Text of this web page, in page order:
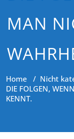
MAN
Home / Nicht
DIE FOLGEN,
KENNT.